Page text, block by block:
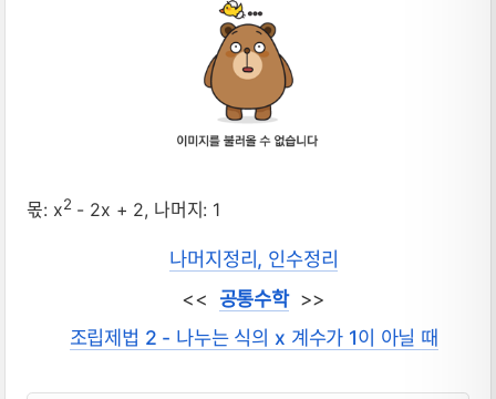
몫: x2 - 2x + 2, 나머지: 1
나머지정리, 인수정리
<< 공통수학>>
조립제법 2 - 나누는 식의 x 계수가 1이 아닐 때